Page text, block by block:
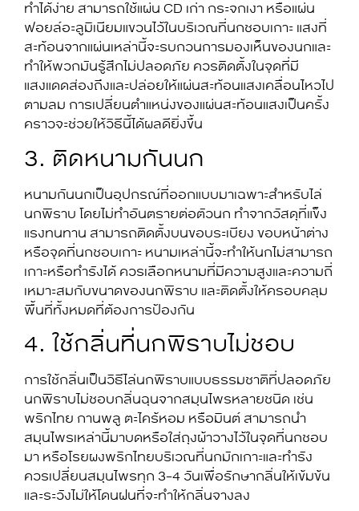
ทำได้ง่าย สามารถใช้แผ่น CD เก่า กระจกเงา หรือแผ่น
ฟอยล์อะลูมิเนียมแขวนไว้ในบริเวณที่นกชอบเกาะ แสงที่
สะท้อนจากแผ่นเหล่านี้จะรบกวนการมองเห็นของนกและ
ทำให้พวกมันรู้สึกไม่ปลอดภัย ควรติดตั้งในจุดที่มี
แสงแดดส่องถึงและปล่อยให้แผ่นสะท้อนแสงเคลื่อนไหวไป
ตามลม การเปลี่ยนตำแหน่งของแผ่นสะท้อนแสงเป็นครั้ง
คราวจะช่วยให้วิธีนี้ได้ผลดียิ่งขึ้น
3. ติดหนามกันนก
หนามกันนกเป็นอุปกรณ์ที่ออกแบบมาเฉพาะสำหรับไล่
นกพิราบ โดยไม่ทำอันตรายต่อตัวนก ทำจากวัสดุที่แข็ง
แรงทนทาน สามารถติดตั้งบนขอบระเบียง ขอบหน้าต่าง
หรือจุดที่นกชอบเกาะ หนามเหล่านี้จะทำให้นกไม่สามารถ
เกาะหรือทำรังได้ ควรเลือกหนามที่มีความสูงและความถี่
เหมาะสมกับขนาดของนกพิราบ และติดตั้งให้ครอบคลุม
พื้นที่ทั้งหมดที่ต้องการป้องกัน
4. ใช้กลิ่นที่นกพิราบไม่ชอบ
การใช้กลิ่นเป็นวิธีไล่นกพิราบแบบธรรมชาติที่ปลอดภัย
นกพิราบไม่ชอบกลิ่นฉุนจากสมุนไพรหลายชนิด เช่น
พริกไทย กานพลู ตะไคร้หอม หรือมินต์ สามารถนำ
สมุนไพรเหล่านี้มาบดหรือใส่ถุงผ้าวางไว้ในจุดที่นกชอบ
มา หรือโรยผงพริกไทยบริเวณที่นกมักเกาะและทำรัง
ควรเปลี่ยนสมุนไพรทุก 3-4 วันเพื่อรักษากลิ่นให้เข้มข้น
และระวังไม่ให้โดนฝนที่จะทำให้กลิ่นจางลง